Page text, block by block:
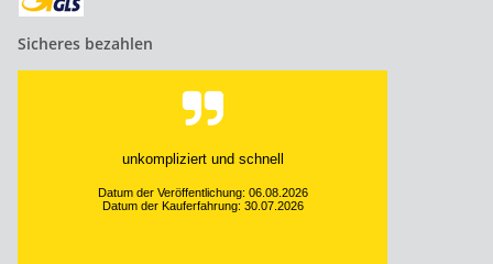
Sicheres bezahlen
unkompliziert und schnell
Datum der Veröffentlichung: 06.08.2026
Datum der Kauferfahrung: 30.07.2026